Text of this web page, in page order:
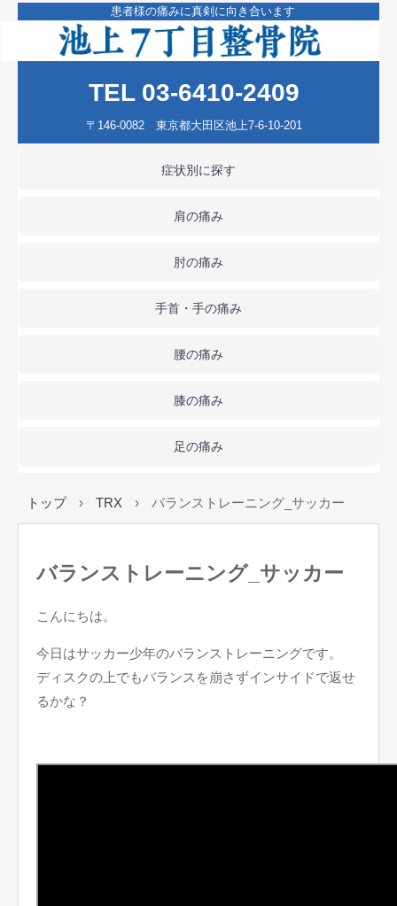
患者様の痛みに真剣に向き合います
TEL 03-6410-2409
〒146-0082 東京都大田区池上7-6-10-201
症状別に探す
肩の痛み
肘の痛み
手首・手の痛み
腰の痛み
膝の痛み
足の痛み
トップ › TRX › バランストレーニング_サッカー
バランストレーニング_サッカー
こんにちは。
今日はサッカー少年のバランストレーニングです。
ディスクの上でもバランスを崩さずインサイドで返せ
るかな？